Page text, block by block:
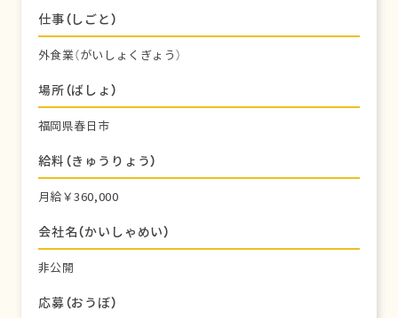
仕事（しごと）
外食業（がいしょくぎょう）
場所（ばしょ）
福岡県春日市
給料（きゅうりょう）
月給￥360,000
会社名（かいしゃめい）
非公開
応募（おうぼ）